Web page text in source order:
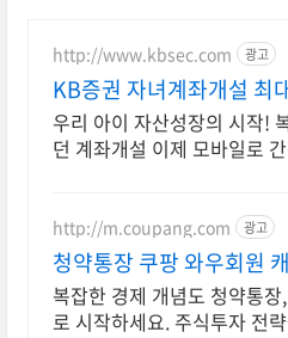
http://www.kbsec.com 광고
KB증권 자녀계좌개설 최
원 주식쿠폰
우리 아이 자산성장의 시작!
던 계좌개설 이제 모바일로 간
http://m.coupang.com 광고
청약통장 쿠팡 와우회원
복잡한 경제 개념도 청약통
로 시작하세요. 주식투자 전